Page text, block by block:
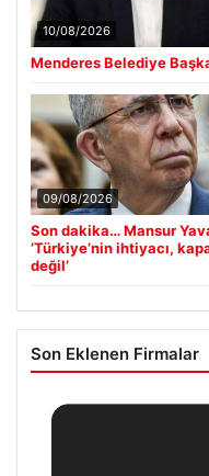
10/08/2026
Menderes Belediye
09/08/2026
Son dakika… Mansur
‘Türkiye’nin ihtiyacı,
değil’
Son Eklenen Firmalar